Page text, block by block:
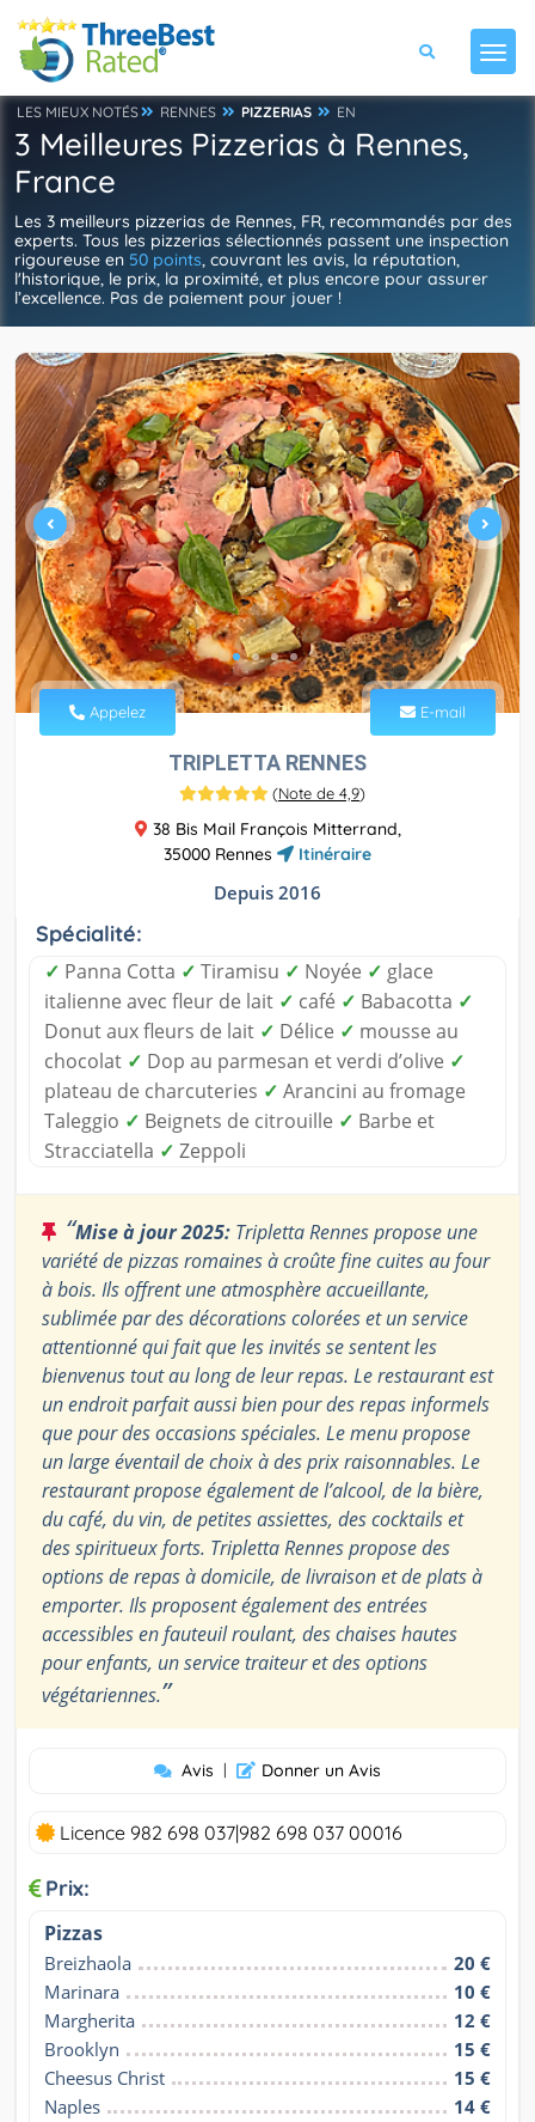
LES MIEUX NOTÉS RENNES PIZZERIAS EN
3 Meilleures Pizzerias à Rennes,
France
Les 3 meilleurs pizzerias de Rennes, FR, recommandés par des
experts. Tous les pizzerias sélectionnés passent une inspection
rigoureuse en 50 points, couvrant les avis, la réputation,
l'historique, le prix, la proximité, et plus encore pour assurer
l’excellence. Pas de paiement pour jouer !
Appelez E-mail
TRIPLETTA RENNES
(Note de 4,9)
38 Bis Mail François Mitterrand,
35000 Rennes
Itinéraire
Depuis 2016
Spécialité:
✓ Panna Cotta ✓ Tiramisu ✓ Noyée ✓ glace
italienne avec fleur de lait ✓ café ✓ Babacotta ✓
Donut aux fleurs de lait ✓ Délice ✓ mousse au
chocolat ✓ Dop au parmesan et verdi d’olive ✓
plateau de charcuteries ✓ Arancini au fromage
Taleggio ✓ Beignets de citrouille ✓ Barbe et
Stracciatella ✓ Zeppoli
“Mise à jour 2025: Tripletta Rennes propose une
variété de pizzas romaines à croûte fine cuites au four
à bois. Ils offrent une atmosphère accueillante,
sublimée par des décorations colorées et un service
attentionné qui fait que les invités se sentent les
bienvenus tout au long de leur repas. Le restaurant est
un endroit parfait aussi bien pour des repas informels
que pour des occasions spéciales. Le menu propose
un large éventail de choix à des prix raisonnables. Le
restaurant propose également de l’alcool, de la bière,
du café, du vin, de petites assiettes, des cocktails et
des spiritueux forts. Tripletta Rennes propose des
options de repas à domicile, de livraison et de plats à
emporter. Ils proposent également des entrées
accessibles en fauteuil roulant, des chaises hautes
pour enfants, un service traiteur et des options
végétariennes.”
Avis | Donner un Avis
Licence 982 698 037|982 698 037 00016
Prix:
Pizzas
Breizhaola
20 €
Marinara
10 €
Margherita
12 €
Brooklyn
15 €
Cheesus Christ
15 €
Naples
14 €